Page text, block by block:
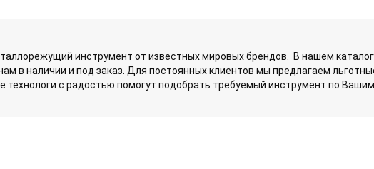
инструмент от известных мировых брендов. В нашем
в наличии и под заказ. Для постоянных клиентов мы предлагаем
с радостью помогут подобрать требуемый инструмент по